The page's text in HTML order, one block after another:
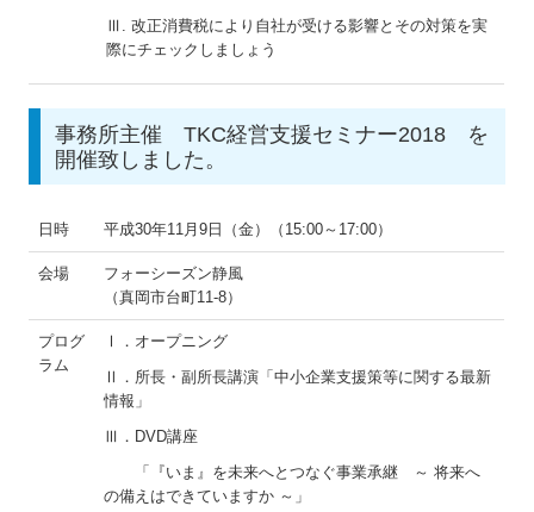
Ⅲ. 改正消費税により自社が受ける影響とその対策を実
際にチェックしましょう
事務所主催 TKC経営支援セミナー2018 を
開催致しました。
日時 平成30年11月9日（金）（15:00～17:00）
会場
フォーシーズン静風
（真岡市台町11-8）
プログ
ラム
Ⅰ．オープニング
Ⅱ．所長・副所長講演「中小企業支援策等に関する最新
情報」
Ⅲ．DVD講座
「『いま』を未来へとつなぐ事業承継 ～ 将来へ
の備えはできていますか ～」